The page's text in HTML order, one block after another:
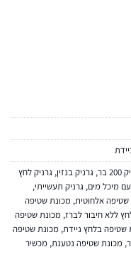
בר , גרניק בנזין, גרניק לחץ
עם מיכל מים, גרניק תעשייתי,
שטיפה אלחוטית, מכונת שטיפה
ללא חיבור לברז, מכונת שטיפה
שטיפה בלחץ ניידת, מכונת שטיפה
, מכונת שטיפה נטענת, מכשיר